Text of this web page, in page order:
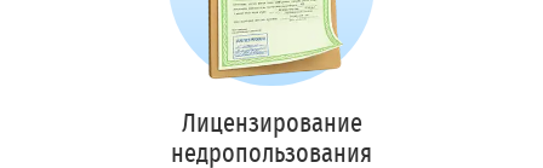
Лицензирование
недропользования